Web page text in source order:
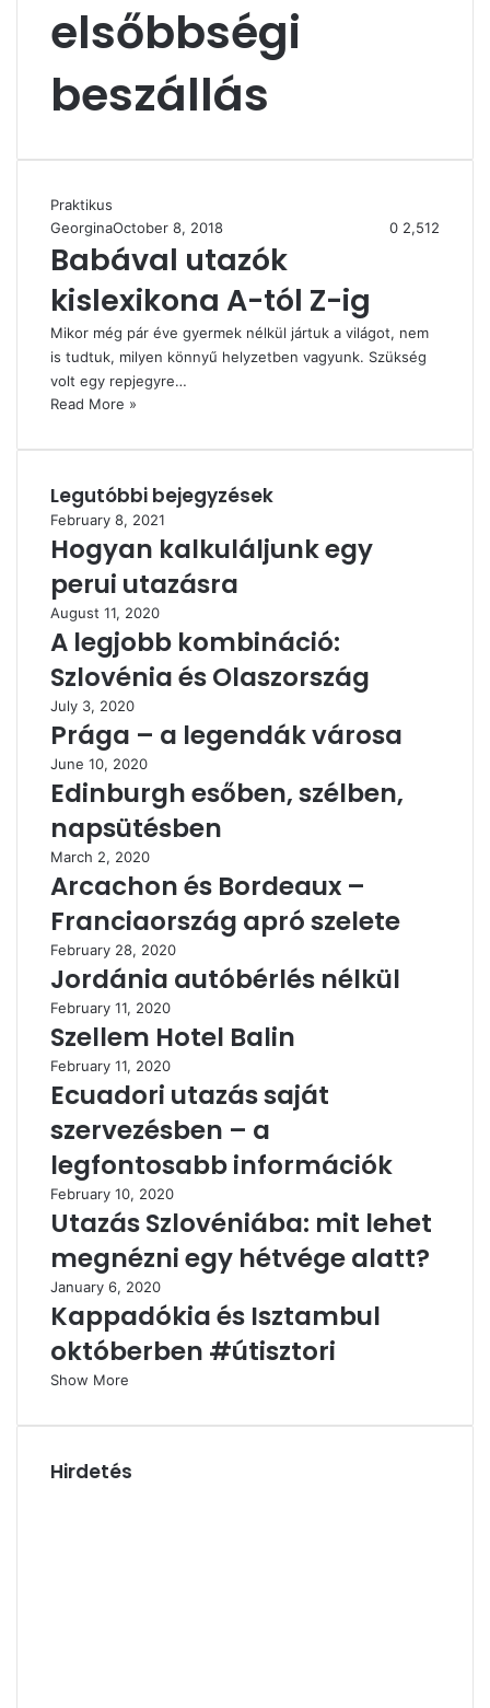
elsőbbségi
beszállás
Praktikus
GeorginaOctober 8, 2018 0 2,512
Babával utazók
kislexikona A-tól Z-ig
Mikor még pár éve gyermek nélkül jártuk a világot, nem
is tudtuk, milyen könnyű helyzetben vagyunk. Szükség
volt egy repjegyre…
Read More »
Legutóbbi bejegyzések
February 8, 2021
Hogyan kalkuláljunk egy
perui utazásra
August 11, 2020
A legjobb kombináció:
Szlovénia és Olaszország
July 3, 2020
Prága – a legendák városa
June 10, 2020
Edinburgh esőben, szélben,
napsütésben
March 2, 2020
Arcachon és Bordeaux –
Franciaország apró szelete
February 28, 2020
Jordánia autóbérlés nélkül
February 11, 2020
Szellem Hotel Balin
February 11, 2020
Ecuadori utazás saját
szervezésben – a
legfontosabb információk
February 10, 2020
Utazás Szlovéniába: mit lehet
megnézni egy hétvége alatt?
January 6, 2020
Kappadókia és Isztambul
októberben #útisztori
Show More
Hirdetés